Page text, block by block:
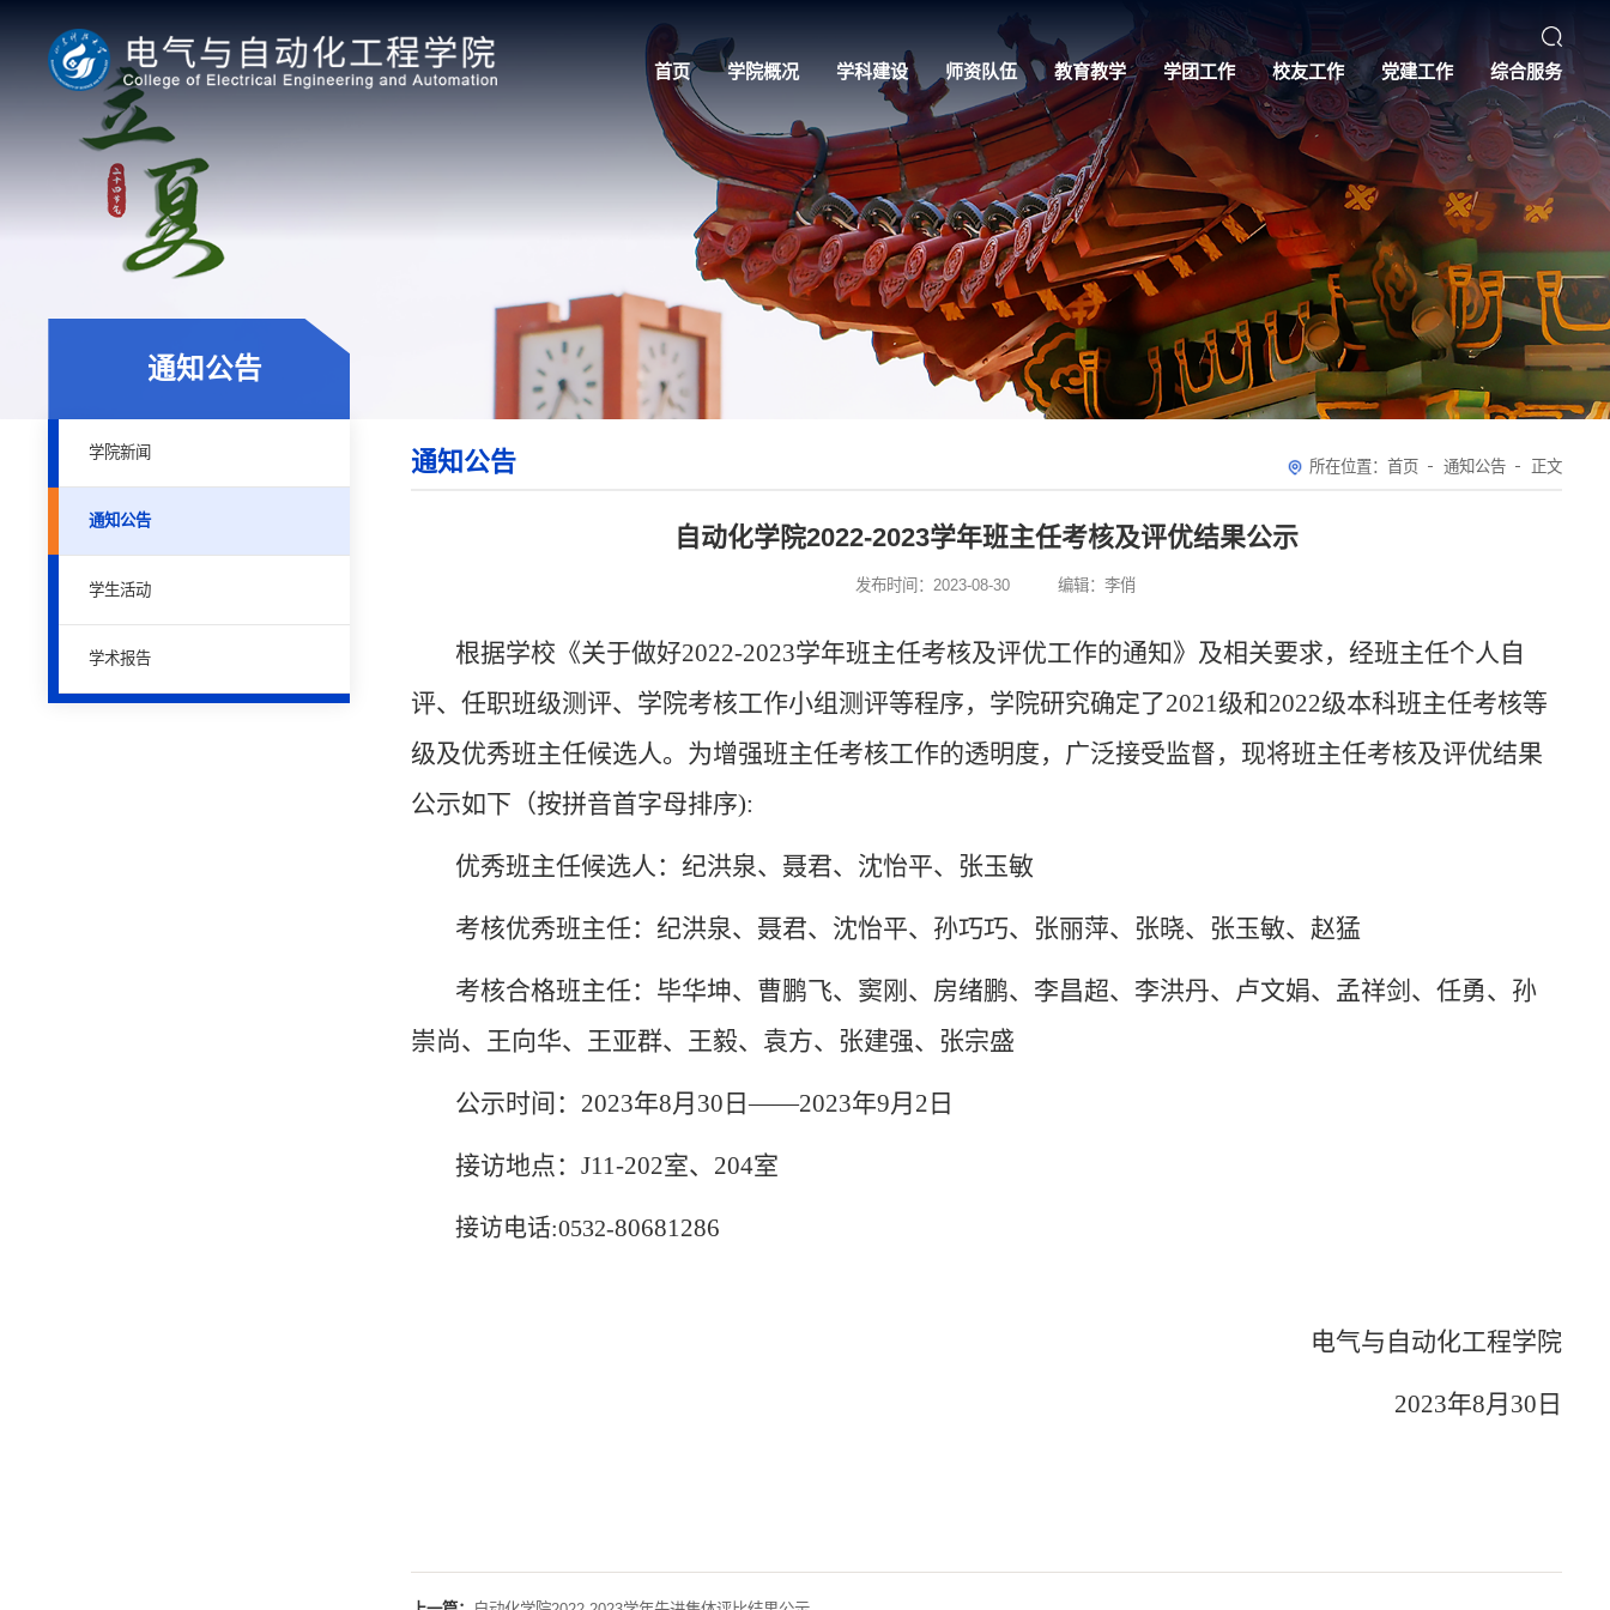
首页 学院概况 学科建设 师资队伍 教育教学 学团工作 校友工作 党建工作 综合服务
通知公告
学院新闻
通知公告
学生活动
学术报告
通知公告 所在位置： 首页 通知公告 正文
自动化学院2022-2023学年班主任考核及评优结果公示
发布时间：2023-08-30 编辑：李俏
根据学校《关于做好2022-2023学年班主任考核及评优工作的通知》及相关要求，经班主任个人自
评、任职班级测评、学院考核工作小组测评等程序，学院研究确定了2021级和2022级本科班主任考核等
级及优秀班主任候选人。为增强班主任考核工作的透明度，广泛接受监督，现将班主任考核及评优结果
公示如下（按拼音首字母排序):
优秀班主任候选人：纪洪泉、聂君、沈怡平、张玉敏
考核优秀班主任：纪洪泉、聂君、沈怡平、孙巧巧、张丽萍、张晓、张玉敏、赵猛
考核合格班主任：毕华坤、曹鹏飞、窦刚、房绪鹏、李昌超、李洪丹、卢文娟、孟祥剑、任勇、孙
崇尚、王向华、王亚群、王毅、袁方、张建强、张宗盛
公示时间：2023年8月30日——2023年9月2日
接访地点：J11-202室、204室
接访电话:0532-80681286
电气与自动化工程学院
2023年8月30日